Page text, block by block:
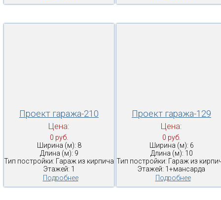
Проект гаража-210
Цена:
0 руб.
Ширина (м): 8
Длина (м): 9
Тип постройки: Гараж из кирпича
Этажей: 1
Подробнее
Проект гаража-129
Цена:
0 руб.
Ширина (м): 6
Длина (м): 10
Тип постройки: Гараж из
Этажей: 1+мансарда
Подробнее